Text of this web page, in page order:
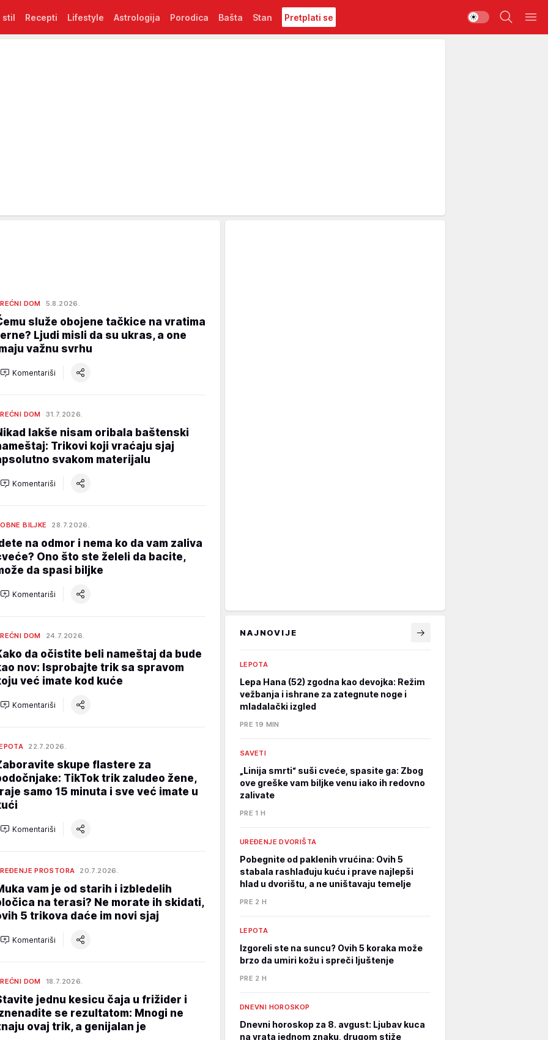
stil Recepti Lifestyle Astrologija Porodica Bašta Stan Pretplati se
DOM 5.8.2026.
služe obojene tačkice na vratima
Ljudi misli da su ukras, a one
važnu svrhu
Komentariši
DOM 31.7.2026.
lakše nisam oribala baštenski
Trikovi koji vraćaju sjaj
svakom materijalu
Komentariši
BILJKE 28.7.2026.
na odmor i nema ko da vam zaliva
Ono što ste želeli da bacite,
da spasi biljke
Komentariši
DOM 24.7.2026.
da očistite beli nameštaj da bude
nov: Isprobajte trik sa spravom
već imate kod kuće
Komentariši
22.7.2026.
skupe flastere za
TikTok trik zaludeo žene,
samo 15 minuta i sve već imate u
Komentariši
PROSTORA 20.7.2026.
vam je od starih i izbledelih
na terasi? Ne morate ih skidati,
5 trikova daće im novi sjaj
Komentariši
DOM 18.7.2026.
jednu kesicu čaja u frižider i
se rezultatom: Mnogi ne
ovaj trik, a genijalan je
NAJNOVIJE
LEPOTA
Lepa Hana (52) zgodna kao devojka: Režim
vežbanja i ishrane za zategnute noge i
mladalački izgled
PRE 19 MIN
SAVETI
„Linija smrti“ suši cveće, spasite ga: Zbog
ove greške vam biljke venu iako ih redovno
zalivate
PRE 1 H
UREĐENJE DVORIŠTA
Pobegnite od paklenih vrućina: Ovih 5
stabala rashlađuju kuću i prave najlepši
hlad u dvorištu, a ne uništavaju temelje
PRE 2 H
LEPOTA
Izgoreli ste na suncu? Ovih 5 koraka može
brzo da umiri kožu i spreči ljuštenje
PRE 2 H
DNEVNI HOROSKOP
Dnevni horoskop za 8. avgust: Ljubav kuca
na vrata jednom znaku, drugom stiže